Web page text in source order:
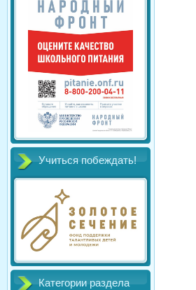
Учиться побеждать!
Категории раздела